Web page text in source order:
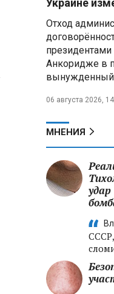
человек
ПВО
над
и
Украине
Отход
Анкоридже в
вынужденный
06 августа 2026,
МНЕНИЯ